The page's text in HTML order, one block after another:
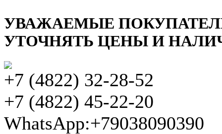
УВАЖАЕМЫЕ
УТОЧНЯТЬ ЦЕНЫ И
+7 (4822) 32-28-52
+7 (4822) 45-22-20
WhatsApp:+79038090390